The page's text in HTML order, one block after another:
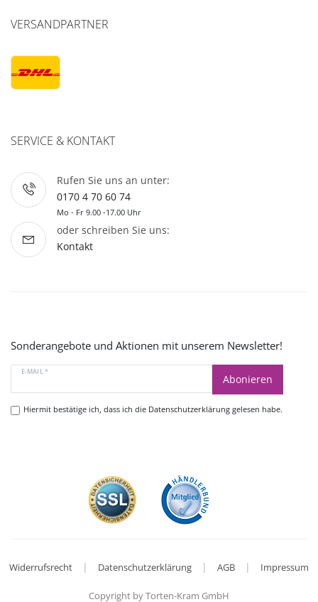
VERSANDPARTNER
SERVICE & KONTAKT
Rufen Sie uns an unter:
0170 4 70 60 74
Mo - Fr 9.00 -17.00 Uhr
oder schreiben Sie uns:
Kontakt
Sonderangebote und Aktionen mit unserem Newsletter!
E-MAIL *
Abonieren
Hiermit bestätige ich, dass ich die Datenschutzerklärunggelesen habe.
Widerrufsrecht | Datenschutzerklärung | AGB | Impressum
Copyright by Torten-Kram GmbH